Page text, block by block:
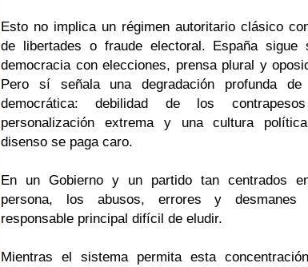
Esto no implica un régimen autoritario clásico
de libertades o fraude electoral. España sigue
democracia con elecciones, prensa plural y
Pero sí señala una degradación profunda
democrática: debilidad de los
personalización extrema y una cultura
disenso se paga caro.
En un Gobierno y un partido tan centrados
persona, los abusos, errores y desmanes
responsable principal difícil de eludir.
Mientras el sistema permita esta